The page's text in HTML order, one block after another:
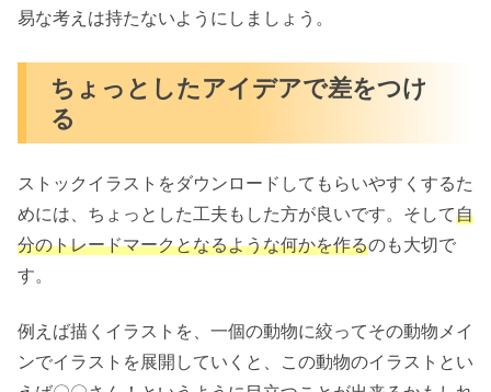
易な考えは持たないようにしましょう。
ちょっとしたアイデアで差をつけ
る
ストックイラストをダウンロードしてもらいやすくするた
めには、ちょっとした工夫もした方が良いです。そして自
分のトレードマークとなるような何かを作るのも大切で
す。
例えば描くイラストを、一個の動物に絞ってその動物メイ
ンでイラストを展開していくと、この動物のイラストとい